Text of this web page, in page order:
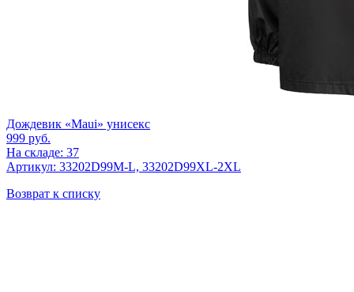
Дождевик «Maui» унисекс
999 руб.
На складе: 37
Артикул: 33202D99M-L, 33202D99XL-2XL
Возврат к списку